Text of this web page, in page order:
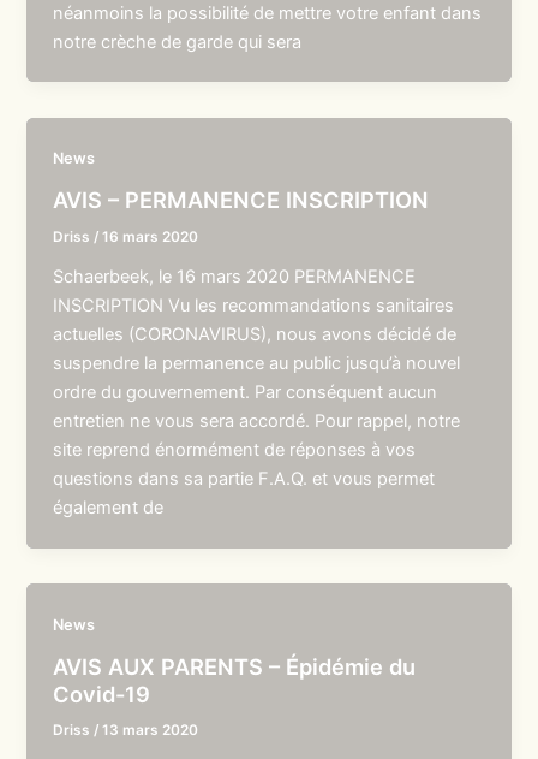
néanmoins la possibilité de mettre votre enfant dans
notre crèche de garde qui sera
News
AVIS – PERMANENCE INSCRIPTION
Driss /16 mars 2020
Schaerbeek, le 16 mars 2020 PERMANENCE
INSCRIPTION Vu les recommandations sanitaires
actuelles (CORONAVIRUS), nous avons décidé de
suspendre la permanence au public jusqu’à nouvel
ordre du gouvernement. Par conséquent aucun
entretien ne vous sera accordé. Pour rappel, notre
site reprend énormément de réponses à vos
questions dans sa partie F.A.Q. et vous permet
également de
News
AVIS AUX PARENTS – Épidémie du
Covid-19
Driss /13 mars 2020